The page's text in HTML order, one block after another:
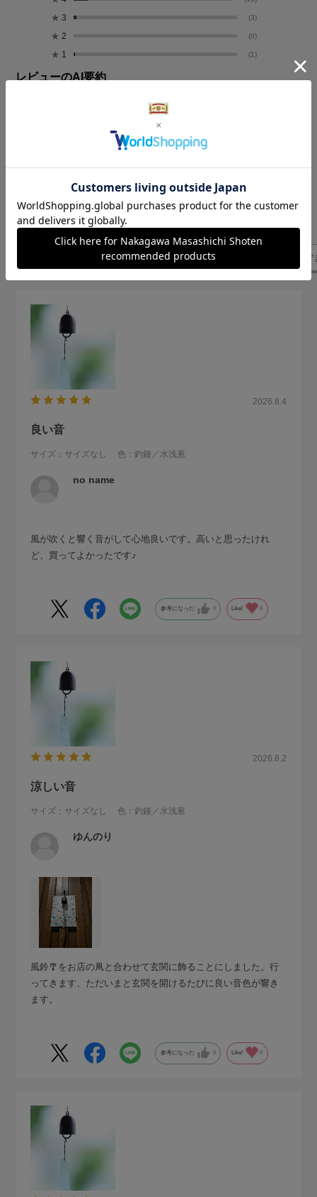
★ 3 (3)
★ 2 (0)
★ 1 (1)
レビューのAI要約
絞り込み 表示：新しい順
気になるレビューを表示
風鈴の音色 店頭 雰囲気
2026.8.4
良い音
サイズ：サイズなし 色：釣鐘／水浅葱
no name
風が吹くと響く音がして心地良いです。高いと思ったけれ
ど、買ってよかったです♪
参考になった 0 Like! 0
2026.8.2
涼しい音
サイズ：サイズなし 色：釣鐘／水浅葱
ゆんのり
風鈴🎐をお店の凧と合わせて玄関に飾ることにしました。行
ってきます、ただいまと玄関を開けるたびに良い音色が響き
ます。
参考になった 0 Like! 0